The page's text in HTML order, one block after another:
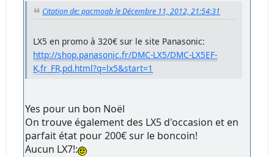
Citation de: pacmoab le Décembre 11, 2012, 21:54:31
LX5 en promo à 320€ sur le site Panasonic:
http://shop.panasonic.fr/DMC-LX5/DMC-LX5EF-
K,fr_FR,pd.html?q=lx5&start=1
Yes pour un bon Noël
On trouve également des LX5 d'occasion et en
parfait état pour 200€ sur le boncoin!
Aucun LX7!: